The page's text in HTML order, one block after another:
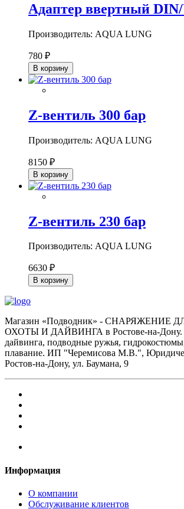
Адаптер ввертный DIN/
Производитель: AQUA LUNG
780 ₽
В корзину
Z-вентиль 300 бар
Производитель: AQUA LUNG
8150 ₽
В корзину
Z-вентиль 230 бар
Производитель: AQUA LUNG
6630 ₽
В корзину
Магазин «Подводник» - СНАРЯЖЕНИЕ
ОХОТЫ И ДАЙВИНГА в Ростове-на-Дону.
дайвинга, подводные ружья,
плавание. ИП "Черемисова М.В.",
Ростов-на-Дону, ул. Баумана, 9
Информация
О компании
Обслуживание клиентов